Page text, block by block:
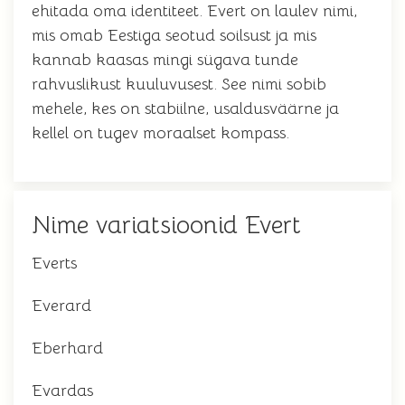
ehitada oma identiteet. Evert on laulev nimi,
mis omab Eestiga seotud soilsust ja mis
kannab kaasas mingi sügava tunde
rahvuslikust kuuluvusest. See nimi sobib
mehele, kes on stabiilne, usaldusväärne ja
kellel on tugev moraalset kompass.
Nime variatsioonid Evert
Everts
Everard
Eberhard
Evardas